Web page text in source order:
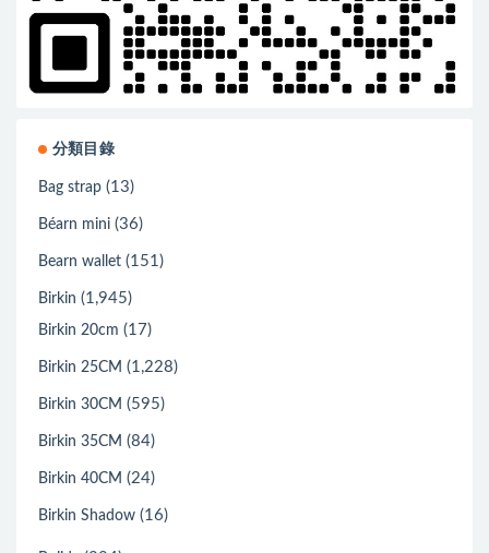
分類目錄
Bag strap (13)
Béarn mini (36)
Bearn wallet (151)
Birkin (1,945)
Birkin 20cm (17)
Birkin 25CM (1,228)
Birkin 30CM (595)
Birkin 35CM (84)
Birkin 40CM (24)
Birkin Shadow (16)